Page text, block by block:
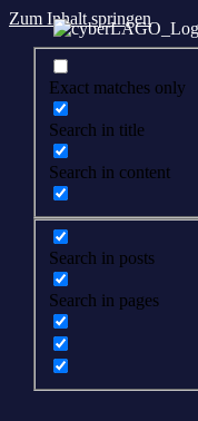
Zum Inhalt springen
Exact matches only
Search in title
Search in content
Search in posts
Search in pages